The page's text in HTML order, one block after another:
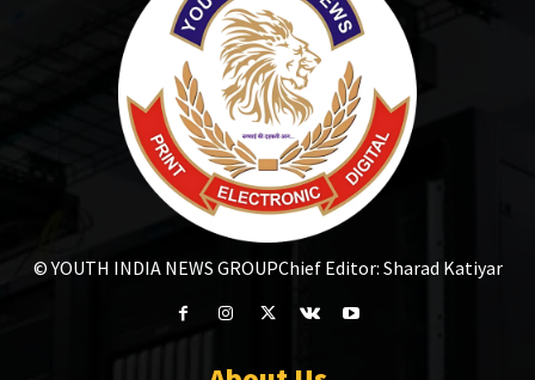
© YOUTH INDIA NEWS GROUPChief Editor: Sharad Katiyar